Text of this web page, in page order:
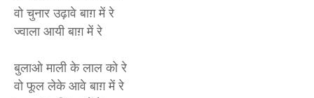
वो चुनार उढ़ावे बाग़ में रे
ज्वाला आयी बाग़ में रे
बुलाओ माली के लाल को रे
वो फूल लेके आवे बाग़ में रे